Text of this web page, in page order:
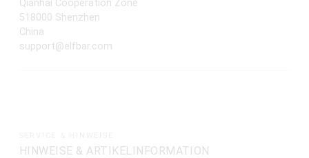
Qianhai Cooperation Zone
518000 Shenzhen
China
support@elfbar.com
HINWEISE & ARTIKELINFORMATION